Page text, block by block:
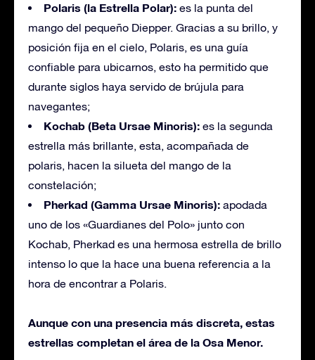
Polaris (la Estrella Polar): es la punta del
mango del pequeño Diepper. Gracias a su brillo, y
posición fija en el cielo, Polaris, es una guía
confiable para ubicarnos, esto ha permitido que
durante siglos haya servido de brújula para
navegantes;
Kochab (Beta Ursae Minoris): es la segunda
estrella más brillante, esta, acompañada de
polaris, hacen la silueta del mango de la
constelación;
Pherkad (Gamma Ursae Minoris): apodada
uno de los «Guardianes del Polo» junto con
Kochab, Pherkad es una hermosa estrella de brillo
intenso lo que la hace una buena referencia a la
hora de encontrar a Polaris.
Aunque con una presencia más discreta, estas
estrellas completan el área de la Osa Menor.